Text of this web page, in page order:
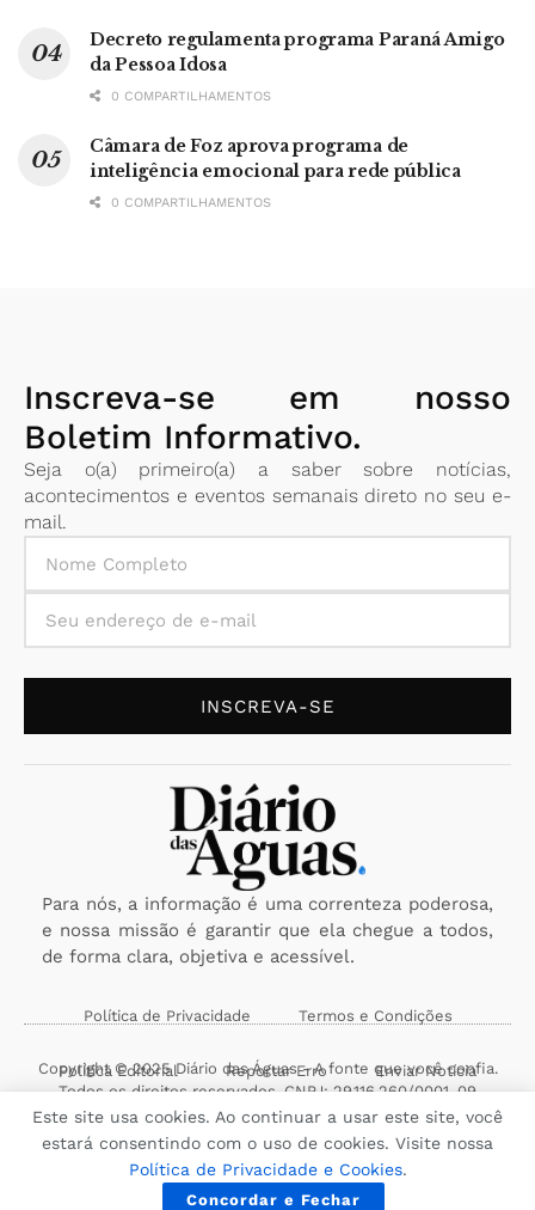
Decreto regulamenta programa Paraná Amigo
da Pessoa Idosa
0 COMPARTILHAMENTOS
Câmara de Foz aprova programa de
inteligência emocional para rede pública
0 COMPARTILHAMENTOS
Inscreva-se em nosso
Boletim Informativo.
Seja o(a) primeiro(a) a saber sobre notícias,
acontecimentos e eventos semanais direto no seu e-
mail.
INSCREVA-SE
Para nós, a informação é uma correnteza poderosa,
e nossa missão é garantir que ela chegue a todos,
de forma clara, objetiva e acessível.
Política de Privacidade Termos e Condições
Política Editorial Reportar Erro Enviar Notícia
Copyright © 2025 Diário das Águas - A fonte que você confia.
Todos os direitos reservados. CNPJ: 29.116.260/0001-09
Este site usa cookies. Ao continuar a usar este site, você
estará consentindo com o uso de cookies. Visite nossa
Política de Privacidade e Cookies.
Concordar e Fechar